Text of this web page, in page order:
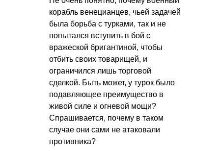
корабль венецианцев, чьей задачей
была борьба с турками, так и не
попытался вступить в бой с
вражеской бригантиной, чтобы
отбить своих товарищей, и
ограничился лишь торговой
сделкой. Быть может, у турок было
подавляющее преимущество в
живой силе и огневой мощи?
Спрашивается, почему в таком
случае они сами не атаковали
противника?